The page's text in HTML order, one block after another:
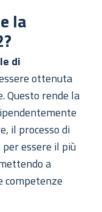
la
di
ottenuta
Questo rende la
il processo di
essere il più
a
competenze